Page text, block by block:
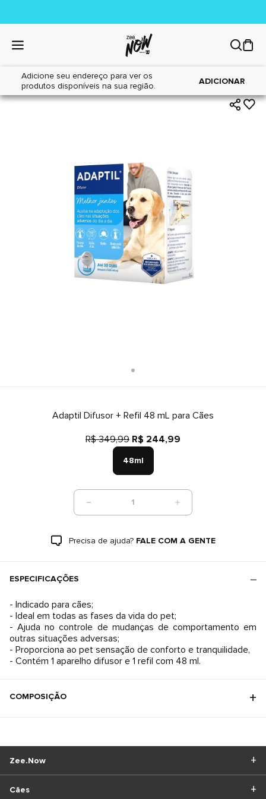
Adicione seu endereço para ver os
produtos disponíveis na sua região.
ADICIONAR
Home|Cães|Farmácia
Adaptil Difusor + Refil 48 mL para Cães
R$ 349,99 R$ 244,99
48ml
1
Precisa de ajuda? FALE COM A GENTE
ESPECIFICAÇÕES
- Indicado para cães;
- Ideal em todas as fases da vida do pet;
- Ajuda no controle de mudanças de comportamento em
outras situações adversas;
- Proporciona ao pet sensação de conforto e tranquilidade,
- Contém 1 aparelho difusor e 1 refil com 48 ml.
COMPOSIÇÃO
Cães
Zee.Now